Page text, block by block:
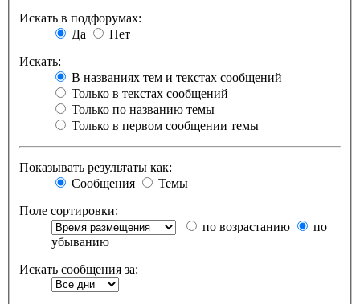
Искать в подфорумах:
Да
Нет
Искать:
В названиях тем и текстах сообщений
Только в текстах сообщений
Только по названию темы
Только в первом сообщении темы
Показывать результаты как:
Сообщения
Темы
Поле сортировки:
по возрастанию
по
убыванию
Искать сообщения за: